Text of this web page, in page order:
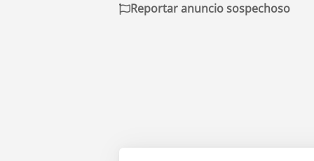
Reportar anuncio sospechoso